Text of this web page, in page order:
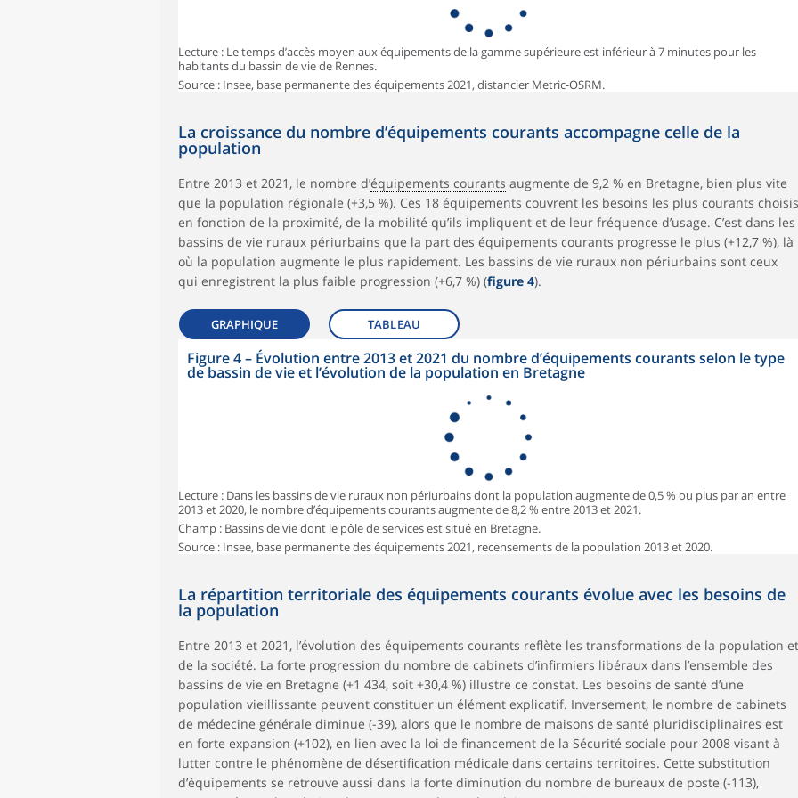
Lecture : Le temps d’accès moyen aux équipements de la gamme supérieure est inférieur à 7 minutes pour les
habitants du bassin de vie de Rennes.
Source : Insee, base permanente des équipements 2021, distancier Metric-OSRM.
La croissance du nombre d’équipements courants accompagne celle de la
population
Entre 2013 et 2021, le nombre d’équipements courants augmente de 9,2 % en Bretagne, bien plus vite
que la population régionale (+3,5 %). Ces 18 équipements couvrent les besoins les plus courants choisis
en fonction de la proximité, de la mobilité qu’ils impliquent et de leur fréquence d’usage. C’est dans les
bassins de vie ruraux périurbains que la part des équipements courants progresse le plus (+12,7 %), là
où la population augmente le plus rapidement. Les bassins de vie ruraux non périurbains sont ceux
qui enregistrent la plus faible progression (+6,7 %) (figure 4).
GRAPHIQUE TABLEAU
Figure 4– Évolution entre 2013 et 2021 du nombre d’équipements courants selon le type
de bassin de vie et l’évolution de la population en Bretagne
Lecture : Dans les bassins de vie ruraux non périurbains dont la population augmente de 0,5 % ou plus par an entre
2013 et 2020, le nombre d’équipements courants augmente de 8,2 % entre 2013 et 2021.
Champ : Bassins de vie dont le pôle de services est situé en Bretagne.
Source : Insee, base permanente des équipements 2021, recensements de la population 2013 et 2020.
La répartition territoriale des équipements courants évolue avec les besoins de
la population
Entre 2013 et 2021, l’évolution des équipements courants reflète les transformations de la population et
de la société. La forte progression du nombre de cabinets d’infirmiers libéraux dans l’ensemble des
bassins de vie en Bretagne (+1 434, soit +30,4 %) illustre ce constat. Les besoins de santé d’une
population vieillissante peuvent constituer un élément explicatif. Inversement, le nombre de cabinets
de médecine générale diminue (-39), alors que le nombre de maisons de santé pluridisciplinaires est
en forte expansion (+102), en lien avec la loi de financement de la Sécurité sociale pour 2008 visant à
lutter contre le phénomène de désertification médicale dans certains territoires. Cette substitution
d’équipements se retrouve aussi dans la forte diminution du nombre de bureaux de poste (-113),